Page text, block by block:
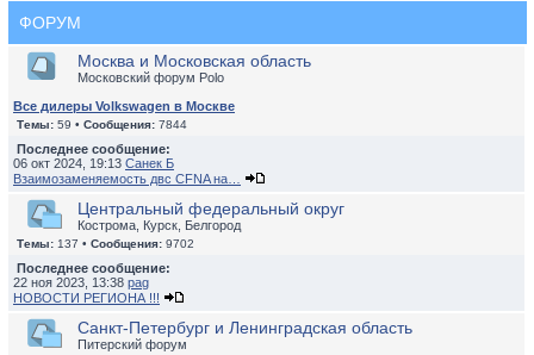
ФОРУМ
Москва и Московская область
Московский форум Polo
Все дилеры Volkswagen в Москве
Темы: 59 • Сообщения: 7844
Последнее сообщение:
06 окт 2024, 19:13 Санек Б
Взаимозаменяемость двс CFNA на…
Центральный федеральный округ
Кострома, Курск, Белгород
Темы: 137 • Сообщения: 9702
Последнее сообщение:
22 ноя 2023, 13:38 pag
НОВОСТИ РЕГИОНА !!!
Санкт-Петербург и Ленинградская область
Питерский форум